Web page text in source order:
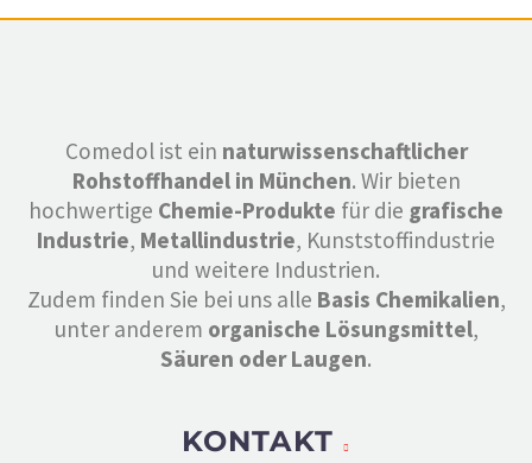
Comedol ist ein naturwissenschaftlicher
Rohstoffhandel in München. Wir bieten
hochwertige Chemie-Produkte für die grafische
Industrie, Metallindustrie, Kunststoffindustrie
und weitere Industrien.
Zudem finden Sie bei uns alle Basis Chemikalien,
unter anderem organische Lösungsmittel,
Säuren oder Laugen.
KONTAKT